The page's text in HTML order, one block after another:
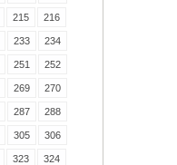
215 216
233 234
251 252
269 270
287 288
305 306
323 324